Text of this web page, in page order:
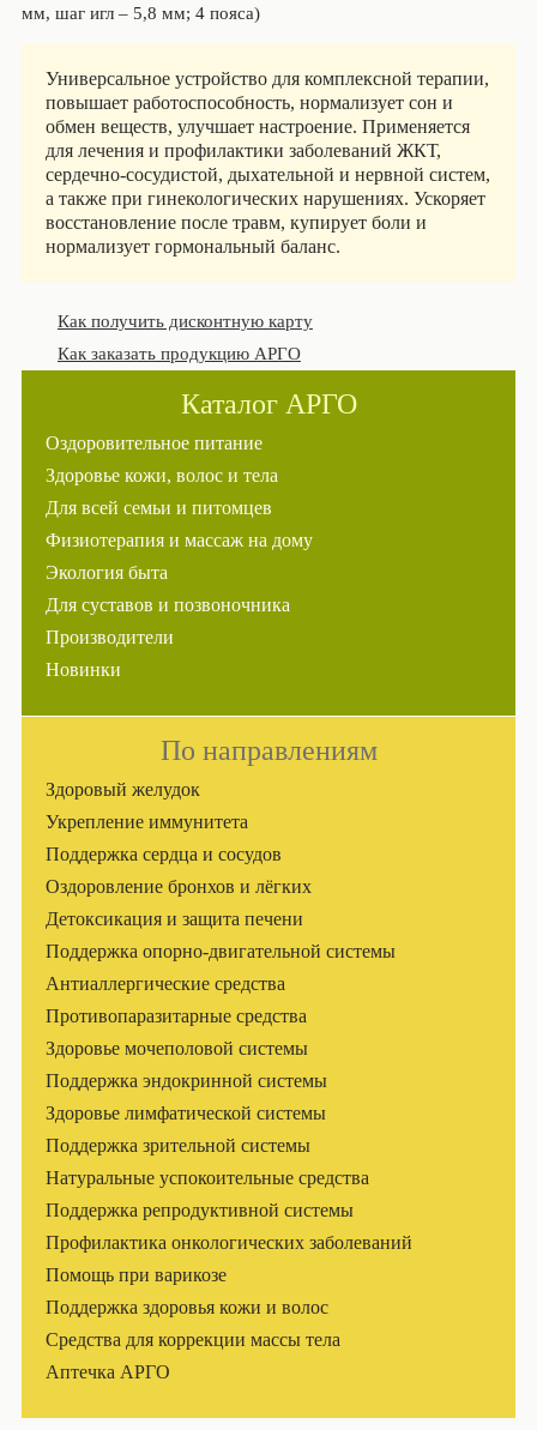
мм, шаг игл – 5,8 мм; 4 пояса)
Универсальное устройство для комплексной терапии,
повышает работоспособность, нормализует сон и
обмен веществ, улучшает настроение. Применяется
для лечения и профилактики заболеваний ЖКТ,
сердечно-сосудистой, дыхательной и нервной систем,
а также при гинекологических нарушениях. Ускоряет
восстановление после травм, купирует боли и
нормализует гормональный баланс.
Как получить дисконтную карту
Как заказать продукцию АРГО
Каталог АРГО
Оздоровительное питание
Здоровье кожи, волос и тела
Для всей семьи и питомцев
Физиотерапия и массаж на дому
Экология быта
Для суставов и позвоночника
Производители
Новинки
По направлениям
Здоровый желудок
Укрепление иммунитета
Поддержка сердца и сосудов
Оздоровление бронхов и лёгких
Детоксикация и защита печени
Поддержка опорно-двигательной системы
Антиаллергические средства
Противопаразитарные средства
Здоровье мочеполовой системы
Поддержка эндокринной системы
Здоровье лимфатической системы
Поддержка зрительной системы
Натуральные успокоительные средства
Поддержка репродуктивной системы
Профилактика онкологических заболеваний
Помощь при варикозе
Поддержка здоровья кожи и волос
Средства для коррекции массы тела
Аптечка АРГО